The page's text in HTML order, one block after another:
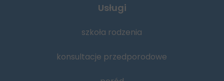
Usługi
szkoła rodzenia
konsultacje przedporodowe